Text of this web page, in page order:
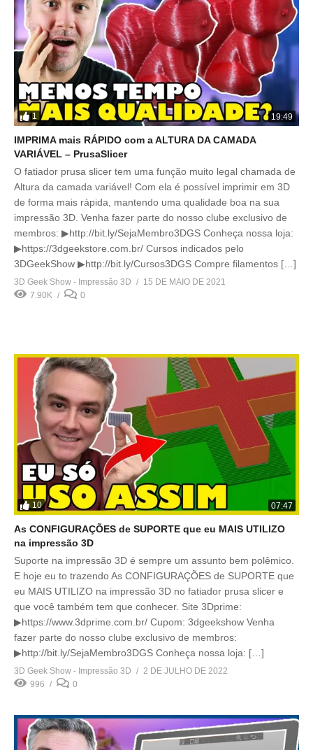
1 19:49
IMPRIMA mais RÁPIDO com a ALTURA DA CAMADA
VARIÁVEL – PrusaSlicer
O fatiador prusa slicer tem uma função muito legal chamada de
Altura da camada variável! Com ela é possível imprimir em 3D
de forma mais rápida, mantendo uma qualidade boa na sua
impressão 3D. Venha fazer parte do nosso clube exclusivo de
membros: ▶http://bit.ly/SejaMembro3DGS Conheça nossa loja:
▶https://3dgeekstore.com.br/ Cursos indicados pelo
3DGeekShow ▶http://bit.ly/Cursos3DGS Compre filamentos […]
3D Geek Show - Impressão 3D
15 DE MAIO DE 2021
7.90K
0
10 07:47
As CONFIGURAÇÕES de SUPORTE que eu MAIS UTILIZO
na impressão 3D
Suporte na impressão 3D é sempre um assunto bem polêmico.
E hoje eu to trazendo As CONFIGURAÇÕES de SUPORTE que
eu MAIS UTILIZO na impressão 3D no fatiador prusa slicer e
que você também tem que conhecer. Site 3Dprime:
▶https://www.3dprime.com.br/ Cupom: 3dgeekshow Venha
fazer parte do nosso clube exclusivo de membros:
▶http://bit.ly/SejaMembro3DGS Conheça nossa loja: […]
3D Geek Show - Impressão 3D
2 DE JULHO DE 2022
996
0